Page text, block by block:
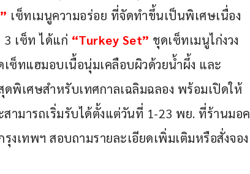
เซ็ทเมนูความอร่อย ที่จัดทำขึ้นเป็นพิเศษเนื่อง
เซ็ท ได้แก่ “Turkey Set” ชุดเซ็ทเมนูไก่งวง
เซ็ทแฮมอบเนื้อนุ่มเคลือบผิวด้วยน้ำผึ้ง และ
พิเศษสำหรับเทศกาลเฉลิมฉลอง พร้อมเปิดให้
ามารถเริ่มรับได้ตั้งแต่วันที่ 1-23 พย. ที่ร้านมอค
เทพฯ สอบถามรายละเอียดเพิ่มเติมหรือสั่งจอง